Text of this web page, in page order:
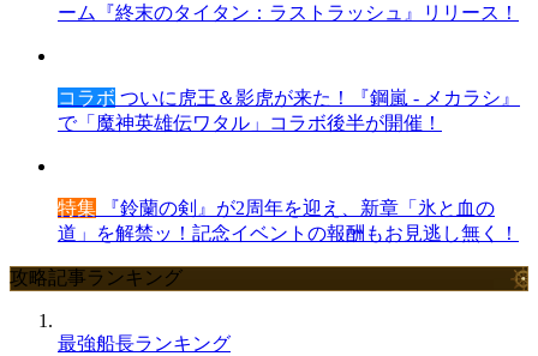
ーム『終末のタイタン：ラストラッシュ』リリース！
コラボ ついに虎王＆影虎が来た！『鋼嵐 - メカラシ』
で「魔神英雄伝ワタル」コラボ後半が開催！
特集 『鈴蘭の剣』が2周年を迎え、新章「氷と血の
道」を解禁ッ！記念イベントの報酬もお見逃し無く！
攻略記事ランキング
最強船長ランキング